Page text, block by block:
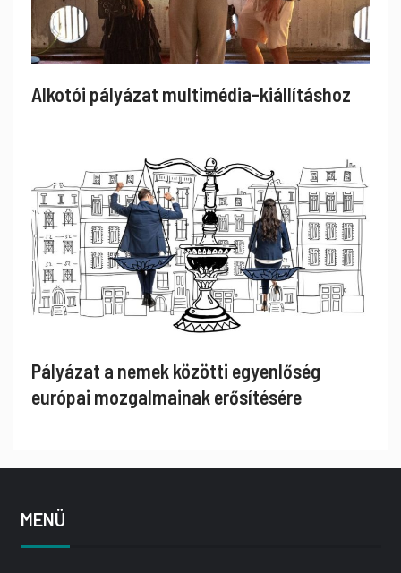
Alkotói pályázat multimédia-kiállításhoz
Pályázat a nemek közötti egyenlőség
európai mozgalmainak erősítésére
MENÜ